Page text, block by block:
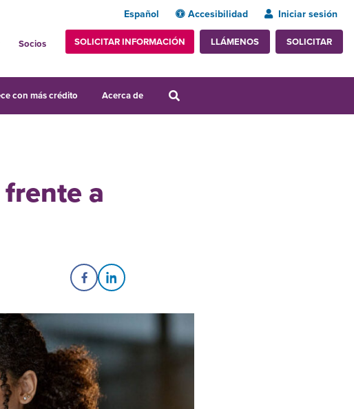
Español Accesibilidad Iniciar sesión
Socios SOLICITAR INFORMACIÓN LLÁMENOS SOLICITAR
con más crédito Acerca de
a
Share on Facebook
Share on LinkedIn